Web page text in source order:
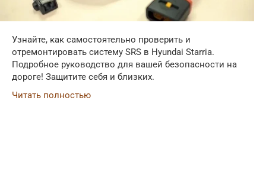
Узнайте, как самостоятельно проверить и
отремонтировать систему SRS в Hyundai Starria.
Подробное руководство для вашей безопасности на
дороге! Защитите себя и близких.
Читать полностью